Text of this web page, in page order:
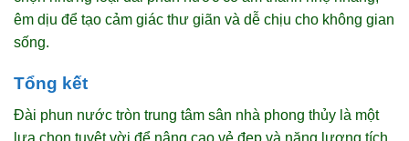
êm dịu để tạo cảm giác thư giãn và dễ chịu cho không gian
sống.
Tổng kết
Đài phun nước tròn trung tâm sân nhà phong thủy là một
lựa chọn tuyệt vời để nâng cao vẻ đẹp và năng lượng tích